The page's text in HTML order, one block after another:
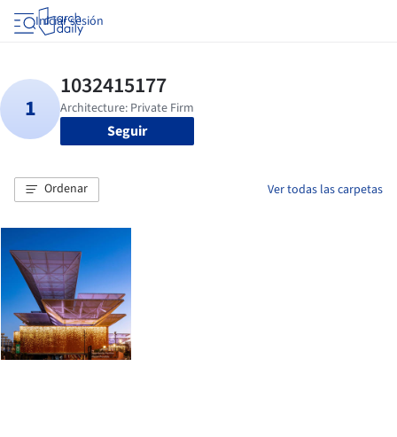
Iniciar sesión
Seguir
Ordenar Ver todas las carpetas